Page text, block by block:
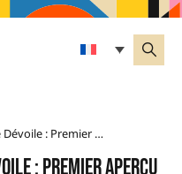
Nike Ja 3 Halloween Se Dévoile : Premier Aperçu Et Détails Du Coloris Spécial D’octobre
: premier aperçu